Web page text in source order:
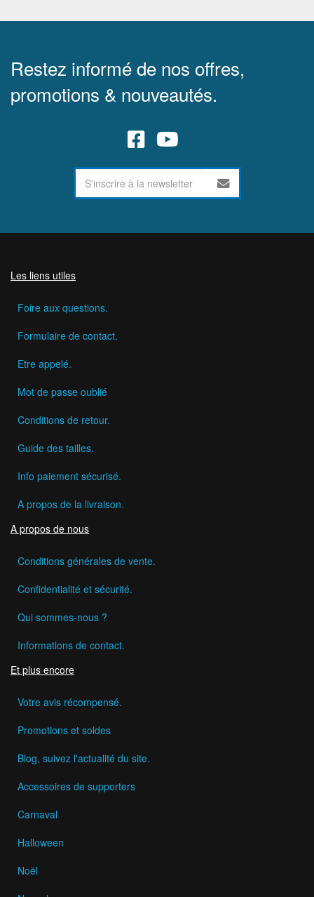
Restez informé de nos offres,
promotions & nouveautés.
Les liens utiles
Foire aux questions.
Formulaire de contact.
Etre appelé.
Mot de passe oublié
Conditions de retour.
Guide des tailles.
Info paiement sécurisé.
A propos de la livraison.
A propos de nous
Conditions générales de vente.
Confidentialité et sécurité.
Qui sommes-nous ?
Informations de contact.
Et plus encore
Votre avis récompensé.
Promotions et soldes
Blog, suivez l'actualité du site.
Accessoires de supporters
Carnaval
Halloween
Noël